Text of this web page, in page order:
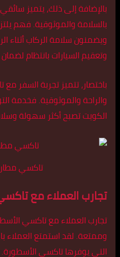
بالإضافة إلى ذلك، يتميز
بالسلامة والموثوقية. فهم
ويضمنون سلامة الركاب أثناء
وتعقيم السيارات بانتظام
باختصار، تتميز تجربة السفر
والراحة والموثوقية. فخدمة
الكويت تصبح أكثر سهولة
تاكسي
تجارب العملاء مع
تجارب العملاء مع تاكسي
وممتعة. لقد استمتع العملاء
التي يوفرها تاكسي